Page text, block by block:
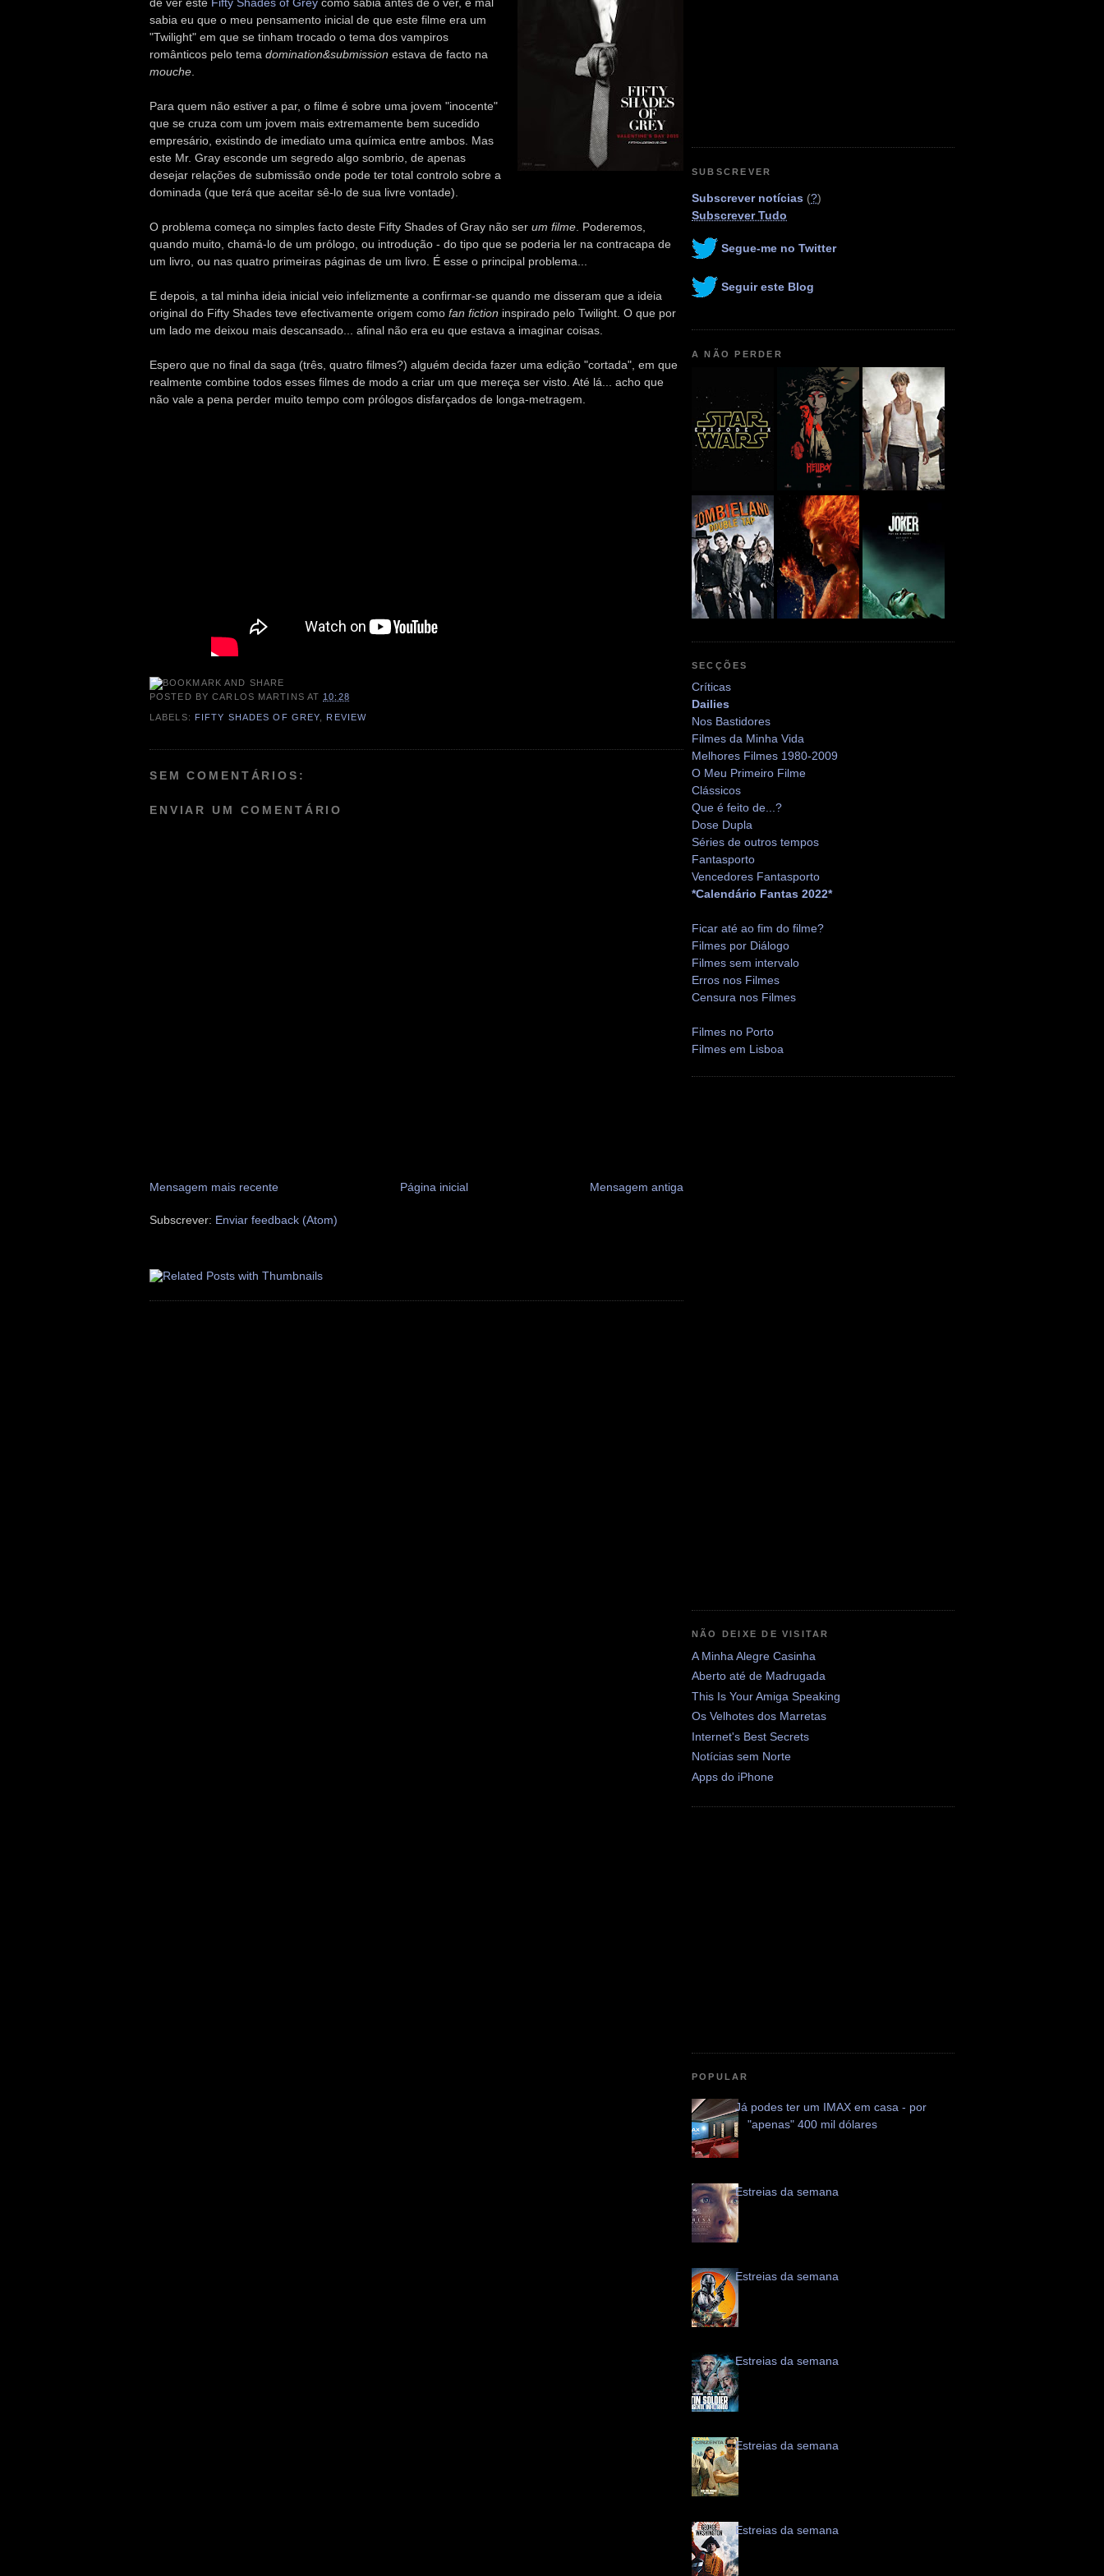
sabia eu que o meu pensamento inicial de que este filme era um
"Twilight" em que se tinham trocado o tema dos vampiros
românticos pelo tema domination&submission estava de facto na
mouche
Para quem não estiver a par, o filme é sobre uma jovem "inocente"
que se cruza com um jovem mais extremamente bem sucedido
empresário, existindo de imediato uma química entre ambos. Mas
este Mr. Gray esconde um segredo algo sombrio, de apenas
desejar relações de submissão onde pode ter total controlo sobre a
dominada (que terá que aceitar sê-lo de sua livre vontade).
O problema começa no simples facto deste Fifty Shades of Gray não ser um filme . Poderemos,
quando muito, chamá-lo de um prólogo, ou introdução - do tipo que se poderia ler na contracapa de
um livro, ou nas quatro primeiras páginas de um livro. É esse o principal problema...
E depois, a tal minha ideia inicial veio infelizmente a confirmar-se quando me disseram que a ideia
original do Fifty Shades teve efectivamente origem como fan fiction inspirado pelo Twilight. O que por
um lado me deixou mais descansado... afinal não era eu que estava a imaginar coisas.
Espero que no final da saga (três, quatro filmes?) alguém decida fazer uma edição "cortada", em que
realmente combine todos esses filmes de modo a criar um que mereça ser visto. Até lá... acho que
não vale a pena perder muito tempo com prólogos disfarçados de longa-metragem.
POSTED BYCARLOS MARTINS AT 10:28
LABELS: FIFTY SHADES OF GREY REVIEW
SEM COMENTÁRIOS:
ENVIAR UM COMENTÁRIO
Mensagem mais recente Mensagem antiga
Página inicial
Subscrever: Enviar feedback (Atom)
SUBSCREVER
Subscrever notícias (?)
Subscrever Tudo
Segue-me no Twitter
Seguir este Blog
A NÃO PERDER
SECÇÕES
Críticas
Dailies
Nos Bastidores
Filmes da Minha Vida
Melhores Filmes 1980-2009
O Meu Primeiro Filme
Clássicos
Que é feito de...?
Dose Dupla
Séries de outros tempos
Fantasporto
Vencedores Fantasporto
*Calendário Fantas 2022*
Ficar até ao fim do filme?
Filmes por Diálogo
Filmes sem intervalo
Erros nos Filmes
Censura nos Filmes
Filmes no Porto
Filmes em Lisboa
NÃO DEIXE DE VISITAR
A Minha Alegre Casinha
Aberto até de Madrugada
This Is Your Amiga Speaking
Os Velhotes dos Marretas
Internet's Best Secrets
Notícias sem Norte
Apps do iPhone
POPULAR
Já podes ter um IMAX em casa - por
"apenas" 400 mil dólares
Estreias da semana
Estreias da semana
Estreias da semana
Estreias da semana
Estreias da semana